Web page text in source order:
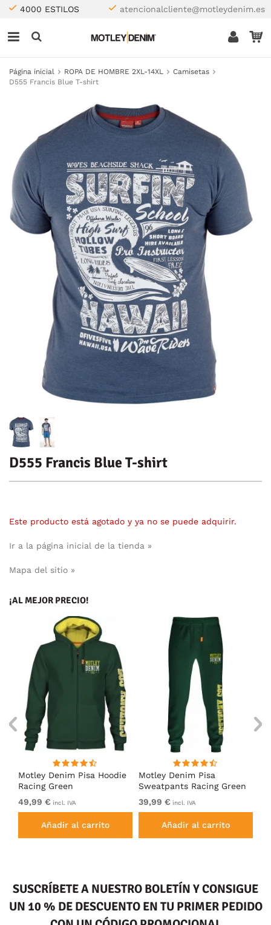
4000 ESTILOS atencionalcliente@motleydenim.es
Página inicial ROPA DE HOMBRE 2XL-14XL
Camisetas
D555 Francis Blue T-shirt
D555 Francis Blue T-shirt
Este producto está agotado y ya no se puede adquirir.
Ir a la página inicial de la tienda »
Mapa del sitio »
¡AL MEJOR PRECIO!
Motley Denim Pisa Hoodie
Racing Green
49,99 € incl. IVA
Añadir al carrito
Motley Denim Pisa
Sweatpants Racing Green
39,99 € incl. IVA
Añadir al carrito
SUSCRÍBETE A NUESTRO BOLETÍN Y CONSIGUE
UN 10 % DE DESCUENTO EN TU PRIMER PEDIDO